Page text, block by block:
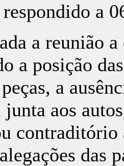
a
a reunião
a posição
a
aos
contraditório
das